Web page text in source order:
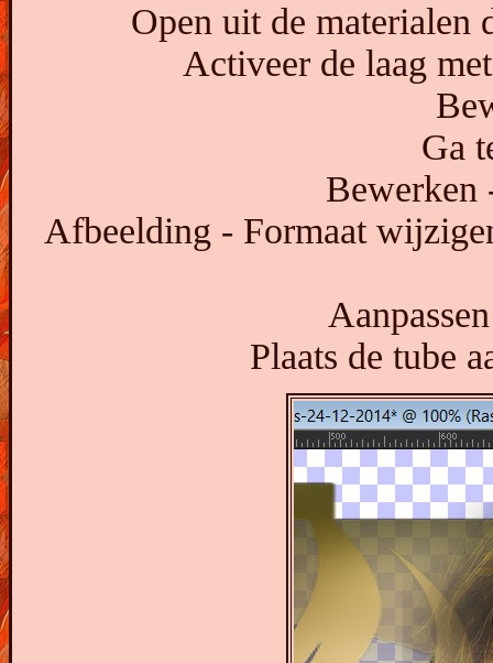
Open uit de materialen
Activeer de laag
Ga
Bewerken
Afbeelding - Formaat
Plaats de tube